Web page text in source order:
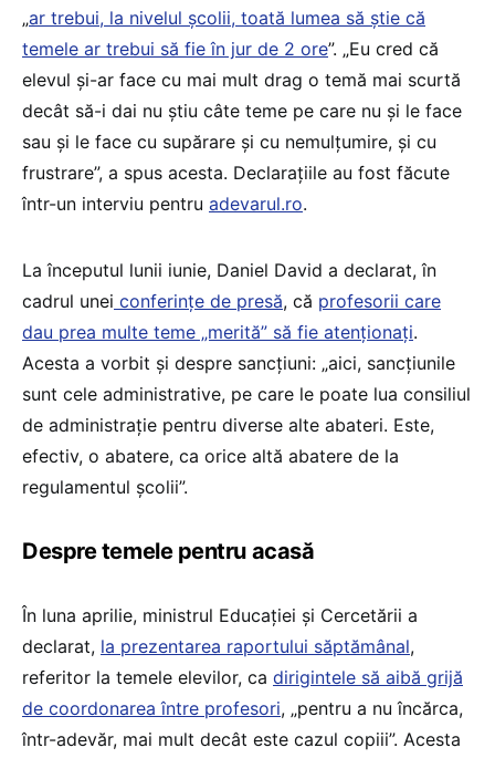
„ar trebui, la nivelul școlii, toată lumea să știe că
temele ar trebui să fie în jur de 2 ore”. „Eu cred că
elevul și-ar face cu mai mult drag o temă mai scurtă
decât să-i dai nu știu câte teme pe care nu și le face
sau și le face cu supărare și cu nemulțumire, și cu
frustrare”, a spus acesta. Declarațiile au fost făcute
într-un interviu pentru adevarul.ro.
La începutul lunii iunie, Daniel David a declarat, în
cadrul unei conferințe de presă, că profesorii care
dau prea multe teme „merită” să fie atenționați.
Acesta a vorbit și despre sancțiuni: „aici, sancțiunile
sunt cele administrative, pe care le poate lua consiliul
de administrație pentru diverse alte abateri. Este,
efectiv, o abatere, ca orice altă abatere de la
regulamentul școlii”.
Despre temele pentru acasă
În luna aprilie, ministrul Educației și Cercetării a
declarat, la prezentarea raportului săptămânal,
referitor la temele elevilor, ca dirigintele să aibă grijă
de coordonarea între profesori, „pentru a nu încărca,
într-adevăr, mai mult decât este cazul copiii”. Acesta